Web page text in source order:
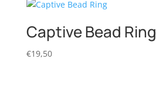
€199,99
Captive Bead Ring
€19,50